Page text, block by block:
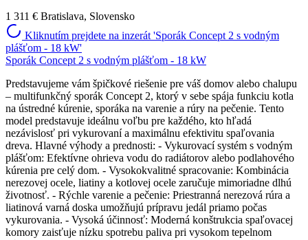
1 311 € Bratislava, Slovensko
Kliknutím prejdete na inzerát 'Sporák Concept 2 s vodným
plášťom - 18 kW'
Sporák Concept 2 s vodným plášťom - 18 kW
Predstavujeme vám špičkové riešenie pre váš domov alebo chalupu
– multifunkčný sporák Concept 2, ktorý v sebe spája funkciu kotla
na ústredné kúrenie, sporáka na varenie a rúry na pečenie. Tento
model predstavuje ideálnu voľbu pre každého, kto hľadá
nezávislosť pri vykurovaní a maximálnu efektivitu spaľovania
dreva. Hlavné výhody a prednosti: - Vykurovací systém s vodným
plášťom: Efektívne ohrieva vodu do radiátorov alebo podlahového
kúrenia pre celý dom. - Vysokokvalitné spracovanie: Kombinácia
nerezovej ocele, liatiny a kotlovej ocele zaručuje mimoriadne dlhú
životnosť. - Rýchle varenie a pečenie: Priestranná nerezová rúra a
liatinová varná doska umožňujú prípravu jedál priamo počas
vykurovania. - Vysoká účinnosť: Moderná konštrukcia spaľovacej
komory zaisťuje nízku spotrebu paliva pri vysokom tepelnom